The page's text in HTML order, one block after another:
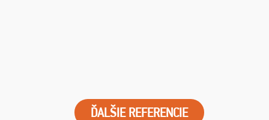
ĎALŠIE REFERENCIE